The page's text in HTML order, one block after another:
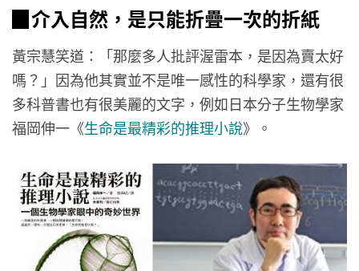
▉介入自然，是只能折疊一次的折紙
黃宗慧笑道：「那麼多人批評渥雷本，是因為賣太好
嗎？」因為他其實並不是唯一感性的科學家，還有很
多科普書也有很美麗的文字，例如日本分子生物學家
福岡伸一《生命是最精彩的推理小說》。